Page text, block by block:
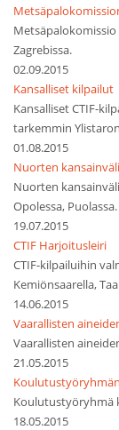
Zagrebissa.
02.09.2015
Kansalliset kilpailut
Kansalliset CTIF-
tarkemmin
01.08.2015
Nuorten
Nuorten
Opolessa, Puolassa.
19.07.2015
CTIF Harjoitusleiri
CTIF-kilpailuihin
Kemiönsaarella,
14.06.2015
Vaarallisten
Vaarallisten
21.05.2015
Koulutustyöryhmä
18.05.2015